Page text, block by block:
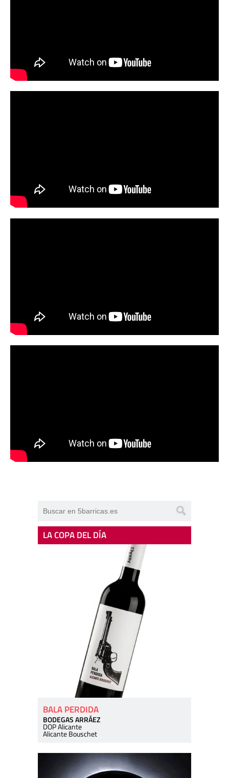
LA COPA DEL DÍA
BALA PERDIDA
BODEGAS ARRÁEZ
DOP Alicante
Alicante Bouschet